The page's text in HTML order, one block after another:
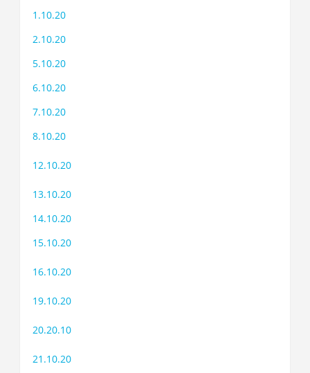
1.10.20
2.10.20
5.10.20
6.10.20
7.10.20
8.10.20
12.10.20
13.10.20
14.10.20
15.10.20
16.10.20
19.10.20
20.20.10
21.10.20